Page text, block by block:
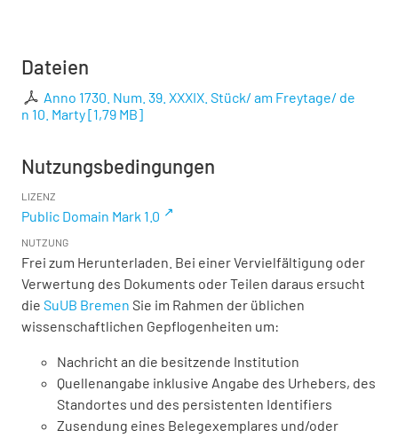
Dateien
Anno 1730. Num. 39. XXXIX. Stück/ am Freytage/ de
n 10. Marty[1,79 MB]
Nutzungsbedingungen
LIZENZ
Public Domain Mark 1.0
NUTZUNG
Frei zum Herunterladen. Bei einer Vervielfältigung oder
Verwertung des Dokuments oder Teilen daraus ersucht
die SuUB Bremen Sie im Rahmen der üblichen
wissenschaftlichen Gepflogenheiten um:
Nachricht an die besitzende Institution
Quellenangabe inklusive Angabe des Urhebers, des
Standortes und des persistenten Identifiers
Zusendung eines Belegexemplares und/oder